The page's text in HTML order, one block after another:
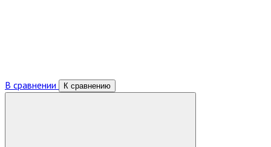
В сравнении К сравнению